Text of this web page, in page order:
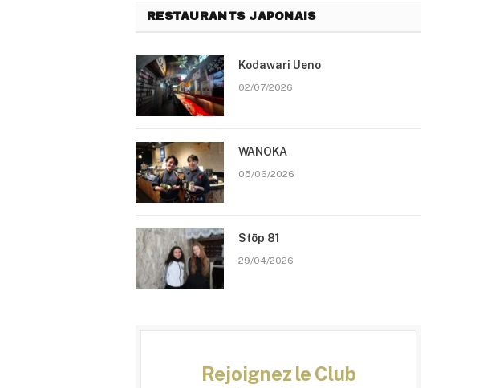
RESTAURANTS JAPONAIS
Kodawari Ueno
02/07/2026
WANOKA
05/06/2026
Stōp 81
29/04/2026
Rejoignez le Club